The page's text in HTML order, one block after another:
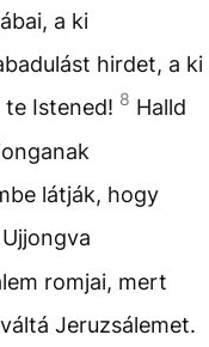
a ki
hirdet, a ki
Istened! 8 Halld
látják, hogy
Ujjongva
romjai, mert
Jeruzsálemet.